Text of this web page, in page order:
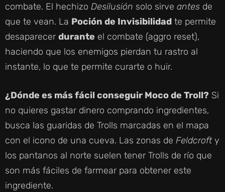
combate. El hechizo Desilusión solo sirve antes de
que te vean. La Poción de Invisibilidad te permite
desaparecer durante el combate (aggro reset),
haciendo que los enemigos pierdan tu rastro al
instante, lo que te permite curarte o huir.
¿Dónde es más fácil conseguir Moco de Troll? Si
no quieres gastar dinero comprando ingredientes,
busca las guaridas de Trolls marcadas en el mapa
con el icono de una cueva. Las zonas de Feldcrofty
los pantanos al norte suelen tener Trolls de río que
son más fáciles de farmear para obtener este
ingrediente.